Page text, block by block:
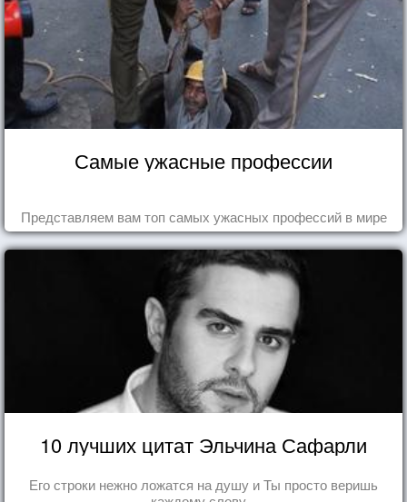
Самые ужасные профессии
Представляем вам топ самых ужасных профессий в мире
10 лучших цитат Эльчина Сафарли
Его строки нежно ложатся на душу и Ты просто веришь